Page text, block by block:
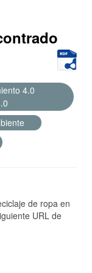
4.0
de ropa en
URL de